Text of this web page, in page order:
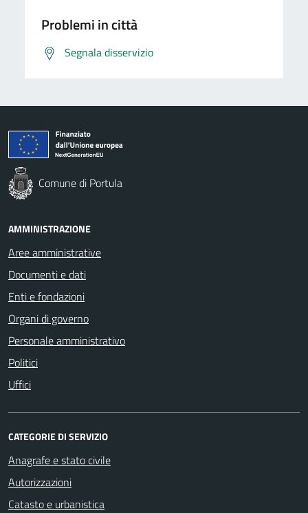
Problemi in città
Segnala disservizio
Comune di Portula
AMMINISTRAZIONE
Aree amministrative
Documenti e dati
Enti e fondazioni
Organi di governo
Personale amministrativo
Politici
Uffici
CATEGORIE DI SERVIZIO
Anagrafe e stato civile
Autorizzazioni
Catasto e urbanistica